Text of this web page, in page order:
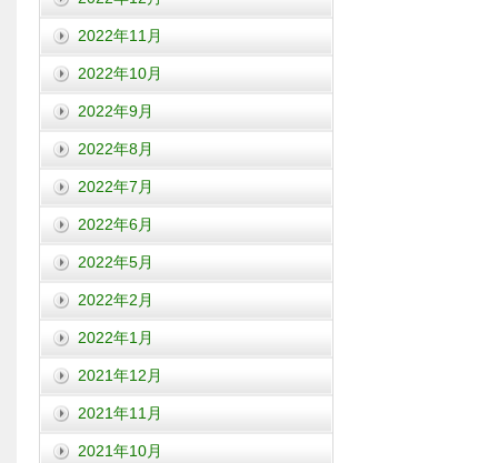
2022年11月
2022年10月
2022年9月
2022年8月
2022年7月
2022年6月
2022年5月
2022年2月
2022年1月
2021年12月
2021年11月
2021年10月